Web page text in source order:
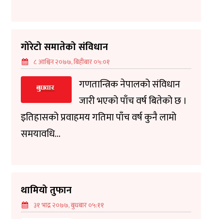
गोरेटो समातेको संविधान
८ आश्विन २०७७, बिहीबार ०५:०१
गणतान्त्रिक नेपालको संविधान
जारी भएको पाँच वर्ष बितेको छ ।
इतिहासको प्रवाहमय गतिमा पाँच वर्ष कुनै लामो
समयावधि...
थामियो तुफान
३१ भाद्र २०७७, बुधबार ०५:११